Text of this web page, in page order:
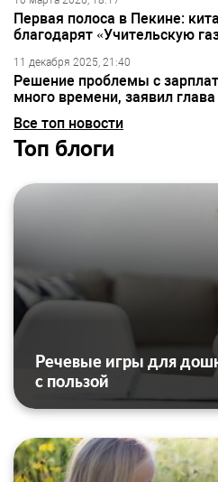
Первая полоса в Пекине:
благодарят «Учительскую
11 декабря 2025, 21:40
Решение проблемы с
много времени, заявил
Все топ новости
Топ блоги
Речевые игры для
с пользой